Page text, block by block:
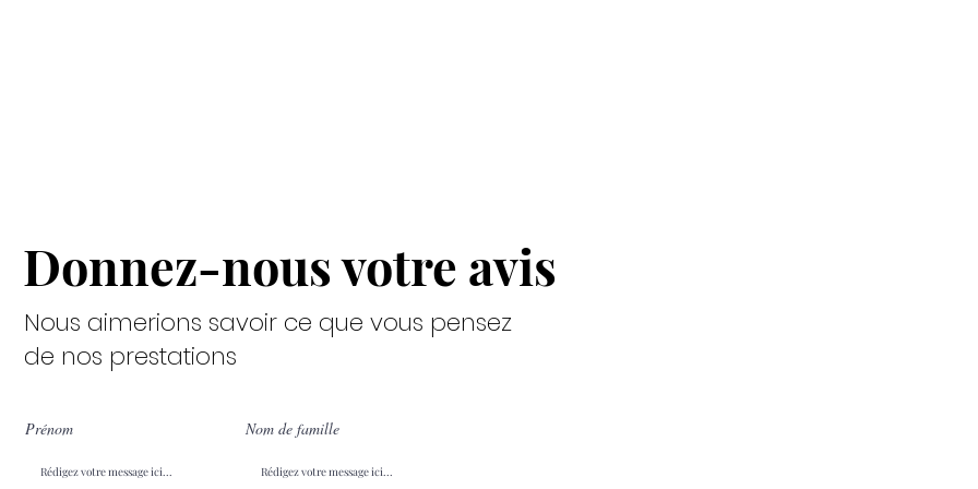
Donnez-nous votre avis
Nous aimerions savoir ce que vous pensez
de nos prestations
Prénom Nom de famille